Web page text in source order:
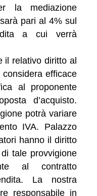
la mediazione
pari al 4% sul
a cui verrà
il relativo diritto al
efficace
al proponente
d’acquisto.
potrà variare
IVA. Palazzo
hanno il diritto
tale provvigione
al contratto
La nostra
responsabile in